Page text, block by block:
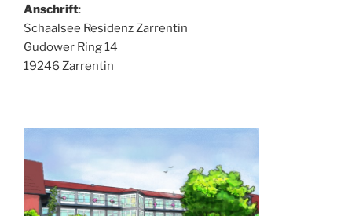
Anschrift:
Schaalsee Residenz Zarrentin
Gudower Ring 14
19246 Zarrentin